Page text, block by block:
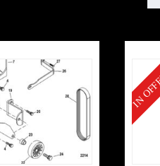
IN